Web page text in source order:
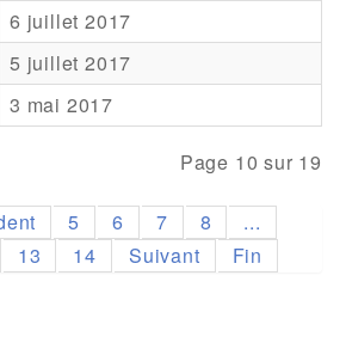
6 juillet 2017
5 juillet 2017
3 mai 2017
Page 10 sur 19
5 6 7 8
...
13 14 Suivant Fin